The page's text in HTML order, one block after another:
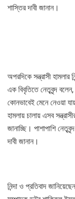
শাস্তির দাবী জানান।
অপরদিকে সন্ত্রাসী হামলার
এক বিবৃতিতে নেতৃবৃন্দ
কোনভাবেই মেনে নেওয়া
হামলায় চালায় এসব
জানাচ্ছি। পাশাপাশি
দাবী জানান।
নিন্দা ও প্রতিবাদ